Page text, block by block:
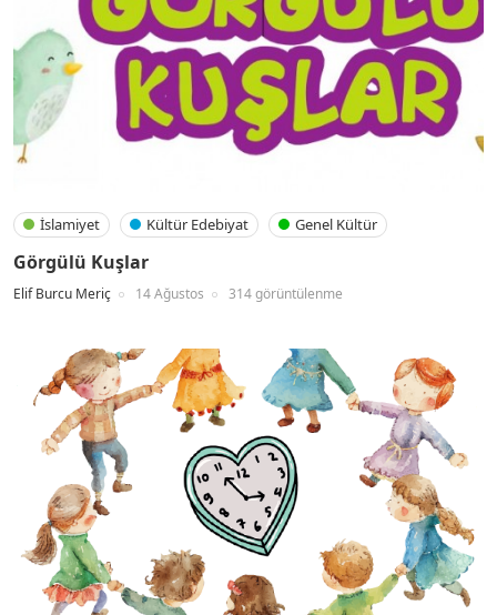
İslamiyet Kültür Edebiyat Genel Kültür
Görgülü Kuşlar
Elif Burcu Meriç 14 Ağustos 314 görüntülenme